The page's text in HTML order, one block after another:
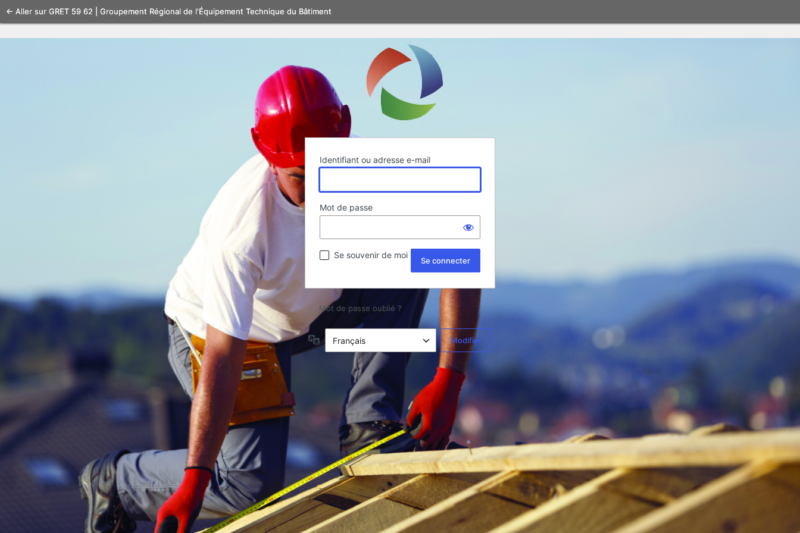
Se
connecter
Identifiant ou adresse e-mail
Mot de passe
Se souvenir de moi
Mot de passe oublié ?
← Aller sur GRET 59 62 | Groupement Régional de l'Équipement Technique du Bâtiment
Langue